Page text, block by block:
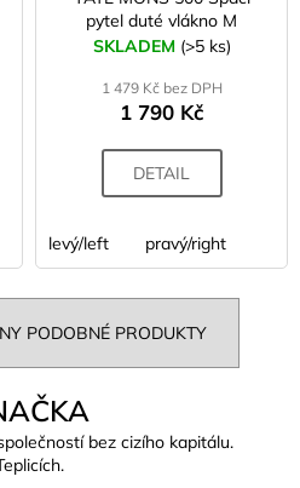
pytel duté vlákno M
SKLADEM (>5 ks)
1 479 Kč bez DPH
1 790 Kč
DETAIL
levý/left pravý/right
PODOBNÉ PRODUKTY
bez cizího kapitálu.